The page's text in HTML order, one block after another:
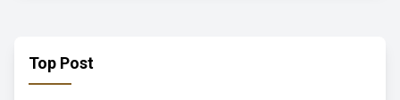
Top Post